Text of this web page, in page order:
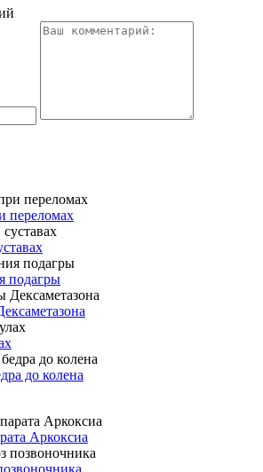
переломах
подагры
до колена
Аркоксиа